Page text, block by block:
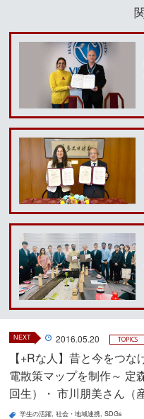
NEXT 2016.05.20 TOPICS
【+Rな人】昔と今をつ
電散策マップを制作～ 定
回生）・ 市川朋美さん（
学生の活躍 社会・地域連携 SDGs